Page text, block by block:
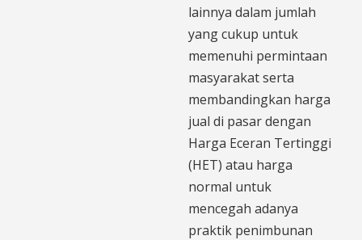
lainnya dalam jumlah
yang cukup untuk
memenuhi permintaan
masyarakat serta
membandingkan harga
jual di pasar dengan
Harga Eceran Tertinggi
(HET) atau harga
normal untuk
mencegah adanya
praktik penimbunan